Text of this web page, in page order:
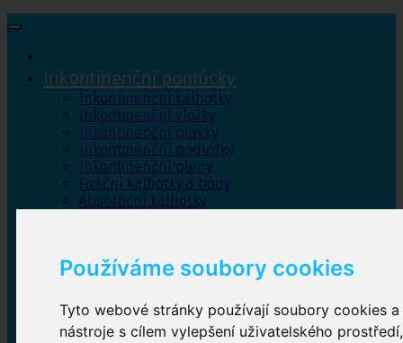
Používáme soubory cookies
Tyto webové stránky používají soubory cookies
nástroje s cílem vylepšení uživatelského
Inkontinenční pomůcky
Inkontinenční kalhotky
Inkontinenční vložky
Inkontinenční plavky
Inkontinenční podložky
Inkontinenční pleny
Fixační kalhotky a body
Absorpční kalhotky
Inkontinenční kalhotky